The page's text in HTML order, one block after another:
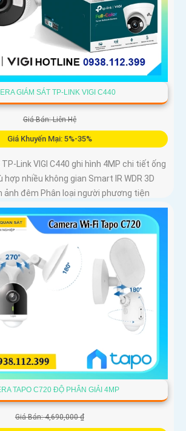
GIÁM SÁT TP-LINK VIGI C440
Giá Bán: Liên Hệ
Giá Khuyến Mại: 5%-35%
Link VIGI C440 ghi hình 4MP chi tiết ống
nhiều không gian Smart IR WDR 3D
ảnh đêm Phân loại người phương tiện
chính xác Chuẩn nén H
TAPO C720 ĐỘ PHÂN GIẢI 4MP
Giá Bán: 4,690,000 ₫